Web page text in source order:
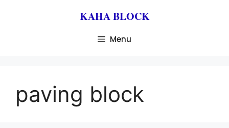
KAHA BLOCK
Menu
paving block